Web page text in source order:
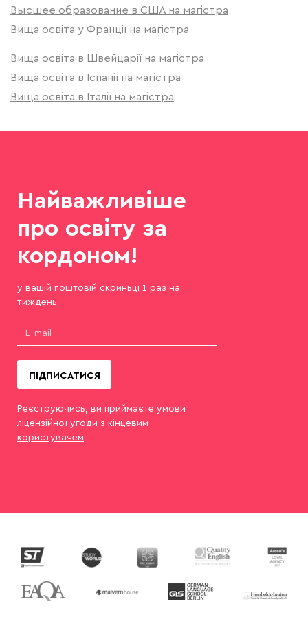
Высшее образование в США на магістра
Вища освіта у Франції на магістра
Вища освіта в Швейцарії на магістра
Вища освіта в Іспанії на магістра
Вища освіта в Італії на магістра
Найважливіше
про освіту за
кордоном!
у вашій поштовій скриньці 1 раз на
тиждень
ПІДПИСАТИСЯ
Реєструючись, ви приймаєте умови
ліцензійної угоди з кінцевим
користувачем